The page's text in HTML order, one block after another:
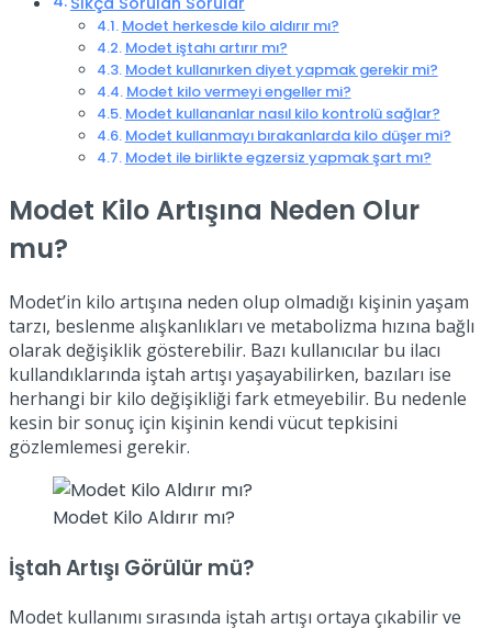
Modet herkesde kilo aldırır mı?
Modet iştahı artırır mı?
Modet kullanırken diyet yapmak gerekir mi?
Modet kilo vermeyi engeller mi?
Modet kullananlar nasıl kilo kontrolü sağlar?
Modet kullanmayı bırakanlarda kilo düşer mi?
Modet ile birlikte egzersiz yapmak şart mı?
Modet Kilo Artışına Neden Olur
mu?
Modet’in kilo artışına neden olup olmadığı kişinin yaşam
tarzı, beslenme alışkanlıkları ve metabolizma hızına bağlı
olarak değişiklik gösterebilir. Bazı kullanıcılar bu ilacı
kullandıklarında iştah artışı yaşayabilirken, bazıları ise
herhangi bir kilo değişikliği fark etmeyebilir. Bu nedenle
kesin bir sonuç için kişinin kendi vücut tepkisini
gözlemlemesi gerekir.
Modet Kilo Aldırır mı?
İştah Artışı Görülür mü?
Modet kullanımı sırasında iştah artışı ortaya çıkabilir ve